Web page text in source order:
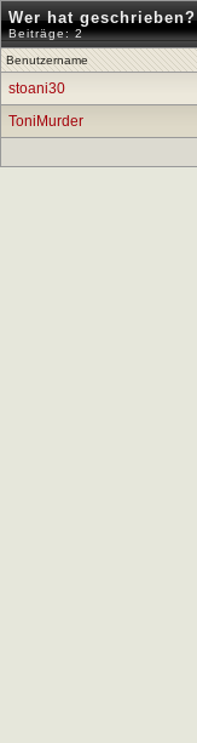
Wer hat geschrieben?
Beiträge: 2
Benutzername
stoani30
ToniMurder